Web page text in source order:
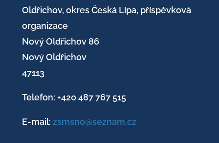
Oldřichov, okres Česká Lípa, příspěvková
organizace
Nový Oldřichov 86
Nový Oldřichov
47113
Telefon: +420 487 767 515
E-mail: zsmsno@seznam.cz